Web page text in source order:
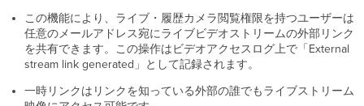
この機能により、ライブ・履歴カメラ閲覧権限を持つユーザーは
任意のメールアドレス宛にライブビデオストリームの外部リンク
を共有できます。この操作はビデオアクセスログ上で「External
stream link generated」として記録されます。
一時リンクはリンクを知っている外部の誰でもライブストリーム